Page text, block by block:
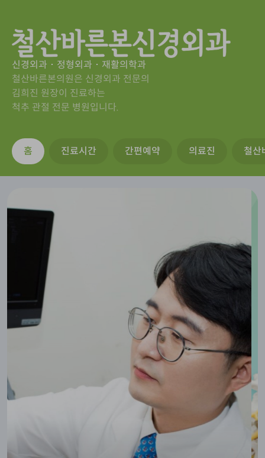
철산바른본신경외과
신경외과 ･ 정형외과 ･ 재활의학과
철산바른본의원은 신경외과 전문의
김희진 원장이 진료하는
척추 관절 전문 병원입니다.
홈 진료시간 간편예약 의료진 철산